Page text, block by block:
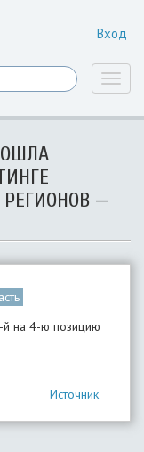
Вход
—
й на 4-ю позицию
Источник